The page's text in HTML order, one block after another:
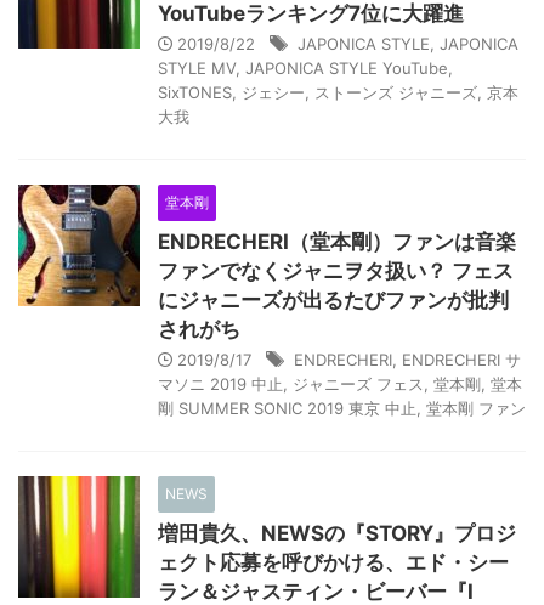
YouTubeランキング7位に大躍進
2019/8/22 JAPONICA STYLE JAPONICA
STYLE MV, JAPONICA STYLE YouTube
SixTONES ジェシー ストーンズ ジャニーズ 京本
大我
堂本剛
ENDRECHERI（堂本剛）ファンは音楽
ファンでなくジャニヲタ扱い？ フェス
にジャニーズが出るたびファンが批判
されがち
2019/8/17 ENDRECHERI ENDRECHERI サ
マソニ 2019 中止
ジャニーズ フェス 堂本剛 堂本
剛 SUMMER SONIC 2019 東京 中止 堂本剛 ファン
NEWS
増田貴久、NEWSの『STORY』プロジ
ェクト応募を呼びかける、エド・シー
ラン＆ジャスティン・ビーバー『I